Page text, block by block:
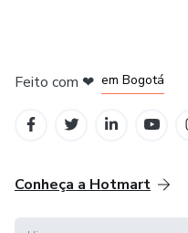
Feito com ❤ em Bogotá
Conheça a Hotmart